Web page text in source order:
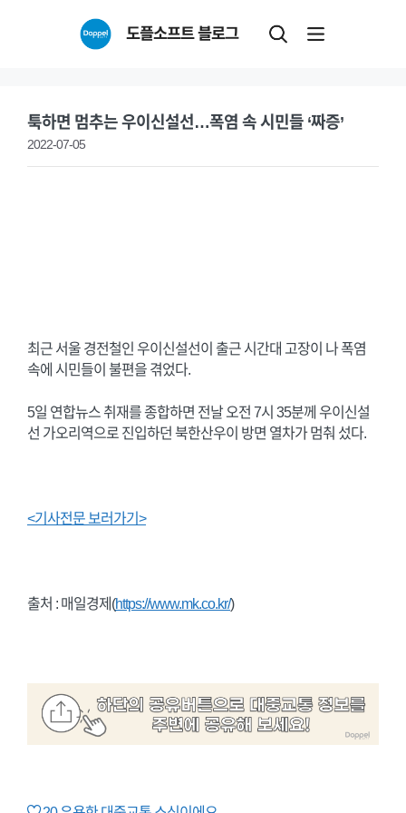
도플소프트 블로그
툭하면 멈추는 우이신설선…폭염 속 시민들 ‘짜증’
2022-07-05
최근 서울 경전철인 우이신설선이 출근 시간대 고장이 나 폭염
속에 시민들이 불편을 겪었다.
5일 연합뉴스 취재를 종합하면 전날 오전 7시 35분께 우이신설
선 가오리역으로 진입하던 북한산우이 방면 열차가 멈춰 섰다.
<기사전문 보러가기>
출처 : 매일경제(https://www.mk.co.kr/)